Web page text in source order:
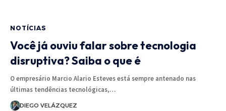
NOTÍCIAS
Você já ouviu falar sobre tecnologia
disruptiva? Saiba o que é
O empresário Marcio Alario Esteves está sempre antenado nas
últimas tendências tecnológicas,…
DIEGO VELÁZQUEZ